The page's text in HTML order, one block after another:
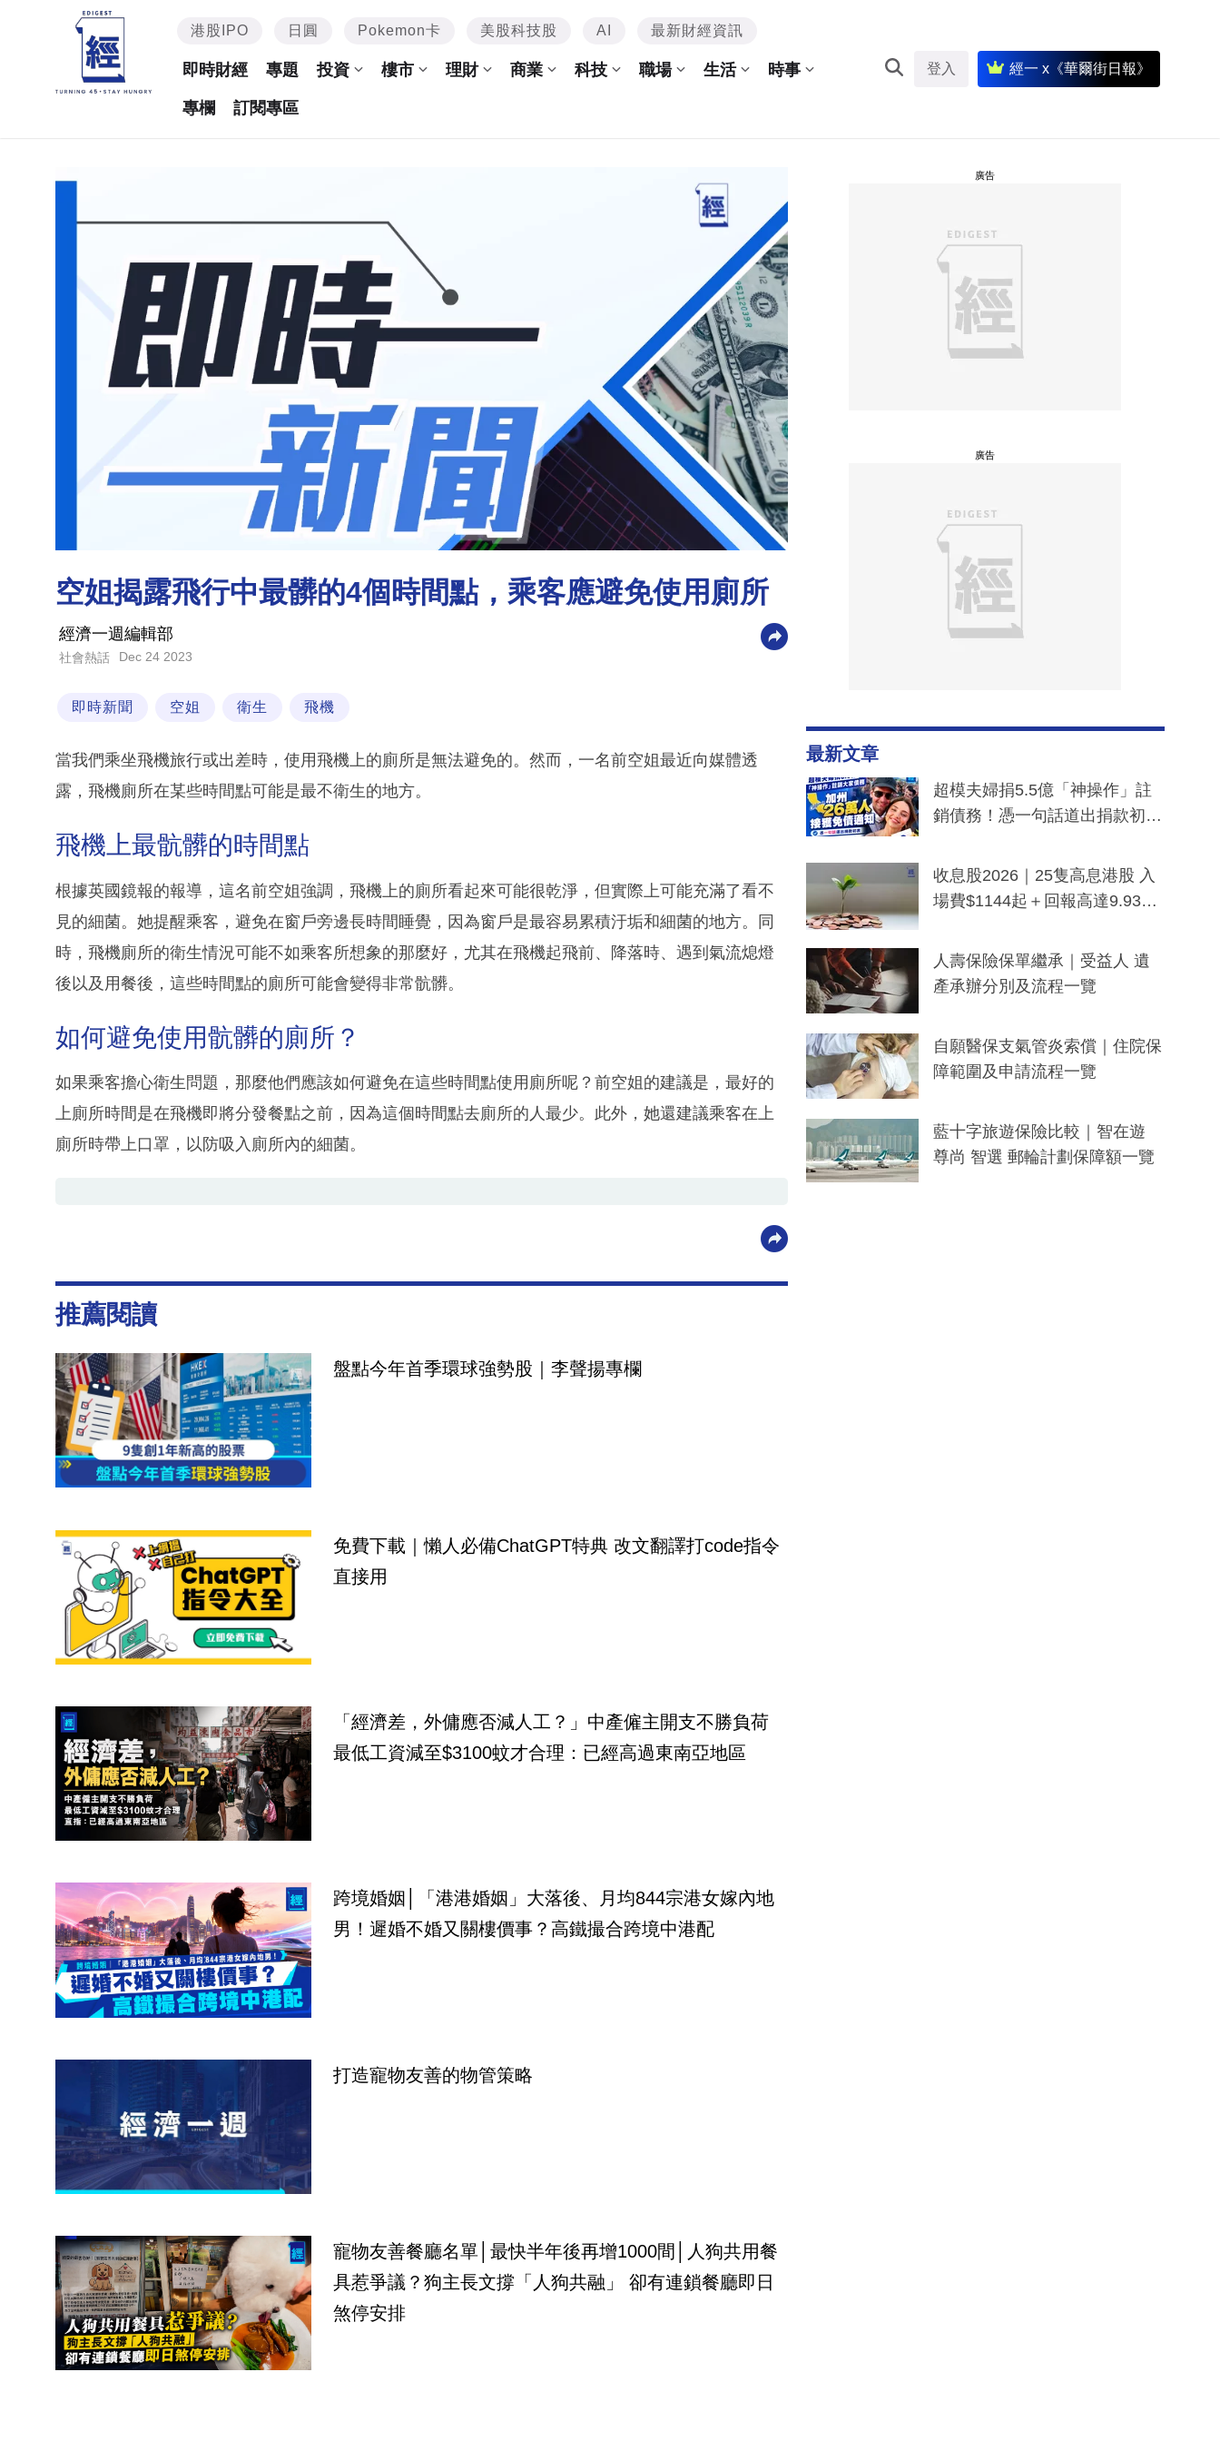
港股IPO 日圓 Pokemon卡 美股科技股 AI 最新財經資訊
即時財經 專題 投資 樓市 理財 商業 科技 職場 生活 時事
專欄 訂閱專區
登入 經一 x《華爾街日報》
空姐揭露飛行中最髒的4個時間點，乘客應避免使用廁所
經濟一週編輯部
社會熱話 Dec 24 2023
即時新聞 空姐 衛生 飛機
當我們乘坐飛機旅行或出差時，使用飛機上的廁所是無法避免的。然而，一名前空姐最近向媒體透
露，飛機廁所在某些時間點可能是最不衛生的地方。
飛機上最骯髒的時間點
根據英國鏡報的報導，這名前空姐強調，飛機上的廁所看起來可能很乾淨，但實際上可能充滿了看不
見的細菌。她提醒乘客，避免在窗戶旁邊長時間睡覺，因為窗戶是最容易累積汙垢和細菌的地方。同
時，飛機廁所的衛生情況可能不如乘客所想象的那麼好，尤其在飛機起飛前、降落時、遇到氣流熄燈
後以及用餐後，這些時間點的廁所可能會變得非常骯髒。
如何避免使用骯髒的廁所？
如果乘客擔心衛生問題，那麼他們應該如何避免在這些時間點使用廁所呢？前空姐的建議是，最好的
上廁所時間是在飛機即將分發餐點之前，因為這個時間點去廁所的人最少。此外，她還建議乘客在上
廁所時帶上口罩，以防吸入廁所內的細菌。
推薦閱讀
盤點今年首季環球強勢股｜李聲揚專欄
免費下載｜懶人必備ChatGPT特典 改文翻譯打code指令
直接用
「經濟差，外傭應否減人工？」中產僱主開支不勝負荷
最低工資減至$3100蚊才合理：已經高過東南亞地區
跨境婚姻│「港港婚姻」大落後、月均844宗港女嫁內地
男！遲婚不婚又關樓價事？高鐵撮合跨境中港配
打造寵物友善的物管策略
寵物友善餐廳名單│最快半年後再增1000間│人狗共用餐
具惹爭議？狗主長文撐「人狗共融」 卻有連鎖餐廳即日
煞停安排
廣告
廣告
最新文章
超模夫婦捐5.5億「神操作」註
銷債務！憑一句話道出捐款初
一度被誤當詐騙手段
收息股2026｜25隻高息港股 入
場費$1144起＋回報高達9.93
人壽保險保單繼承｜受益人 遺
產承辦分別及流程一覽
自願醫保支氣管炎索償｜住院保
障範圍及申請流程一覽
藍十字旅遊保險比較｜智在遊
尊尚 智選 郵輪計劃保障額一覽